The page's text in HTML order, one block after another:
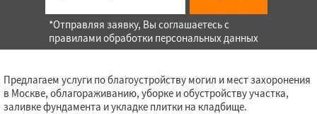
*Отправляя заявку, Вы соглашаетесь с
правилами обработки персональных данных
Предлагаем услуги по благоустройству могил и мест захоронения
в Москве, облагораживанию, уборке и обустройству участка,
заливке фундамента и укладке плитки на кладбище.